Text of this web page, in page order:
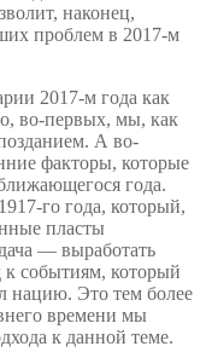
наконец,
проблем в 2017-м
2017-м года как
во-первых, мы, как
А во-
факторы, которые
года.
го года, который,
пласты
— выработать
событиям, который
нацию. Это тем более
времени мы
к данной теме.